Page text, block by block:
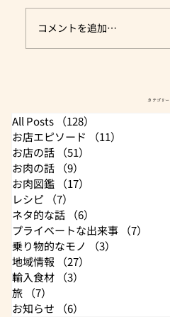
コメントを追加…
カテゴリー
All Posts （128）
お店エピソード
（11）
お店の話
（51）
お肉の話
（9）
お肉図鑑
（17）
レシピ
（7）
ネタ的な話
（6）
プライベートな出来事
（7）
乗り物的なモノ
（3）
地域情報
（27）
輸入食材
（3）
旅
（7）
お知らせ
（6）